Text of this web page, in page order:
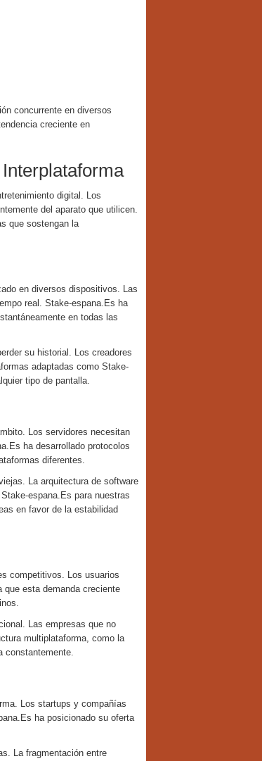
concurrente en diversos
creciente en
digital. Los
del aparato que utilicen.
que sostengan la
en diversos dispositivos. Las
real. Stake-espana.Es ha
en todas las
su historial. Los creadores
adaptadas como Stake-
tipo de pantalla.
Los servidores necesitan
ha desarrollado protocolos
diferentes.
La arquitectura de software
espana.Es para nuestras
en favor de la estabilidad
competitivos. Los usuarios
que esta demanda creciente
Las empresas que no
multiplataforma, como la
constantemente.
Los startups y compañías
ha posicionado su oferta
La fragmentación entre